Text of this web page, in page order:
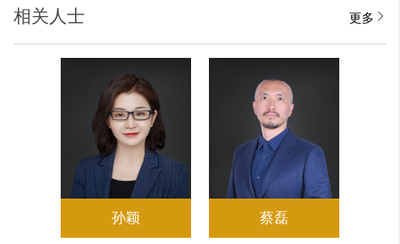
相关人士 更多
孙颖 蔡磊